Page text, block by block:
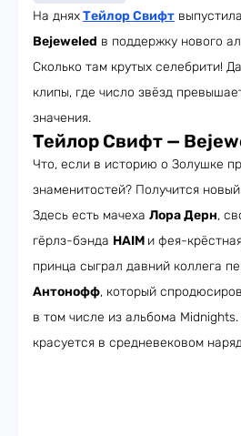
На дняхТейлор Свифт
Bejeweled в поддержку нового
Сколько там крутых селебрити!
клипы, где число звёзд
значения.
Тейлор Свифт —
Что, если в историю о Золушке
знаменитостей? Получится
Здесь есть мачеха Лора Дерн,
гёрлз-бэнда HAIM и фея-
принца сыграл давний коллега
Антонофф, который
в том числе из альбома
красуется в средневековом